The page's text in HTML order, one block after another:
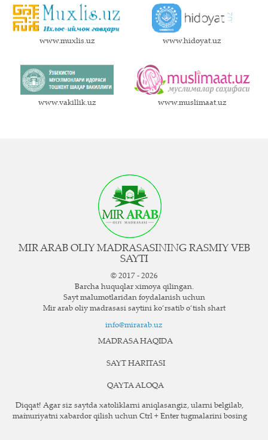
www.muxlis.uz www.hidoyat.uz
www.vakillik.uz www.muslimaat.uz
MIR ARAB OLIY MADRASASINING RASMIY VEB
SAYTI
© 2017 - 2026
Barcha huquqlar ximoya qilingan.
Sayt ma`lumotlaridan foydalanish uchun
Mir arab oliy madrasasi saytini ko‘rsatib o‘tish shart
info@mirarab.uz
MADRASA HAQIDA
SAYT HARITASI
QAYTA ALOQA
Diqqat! Agar siz saytda xatoliklarni aniqlasangiz, ularni belgilab,
ma`muriyatni xabardor qilish uchun Ctrl + Enter tugmalarini bosing